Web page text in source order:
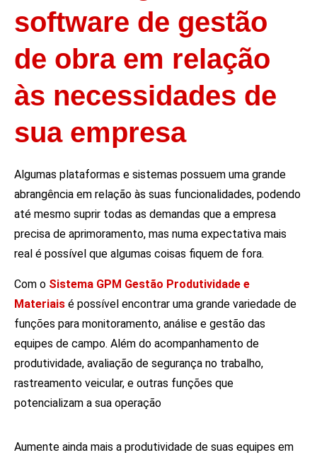
software de gestão
de obra em relação
às necessidades de
sua empresa
Algumas plataformas e sistemas possuem uma grande
abrangência em relação às suas funcionalidades, podendo
até mesmo suprir todas as demandas que a empresa
precisa de aprimoramento, mas numa expectativa mais
real é possível que algumas coisas fiquem de fora.
Com o Sistema GPM Gestão Produtividade e
Materiais é possível encontrar uma grande variedade de
funções para monitoramento, análise e gestão das
equipes de campo. Além do acompanhamento de
produtividade, avaliação de segurança no trabalho,
rastreamento veicular, e outras funções que
potencializam a sua operação
Aumente ainda mais a produtividade de suas equipes em